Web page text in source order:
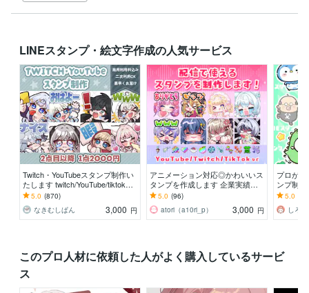
LINEスタンプ・絵文字作成の人気サービス
Twitch・YouTubeスタンプ制作い
たします twitch/YouTube/tiktok配
信用スタンプ制作
5.0 (870)
なきむしぱん
3,000 円
アニメーション対応◎かわいいス
タンプを作成します 企業実績多
数有！YouTube・Twitch・TikTok
☆
5.0 (96)
atori（a10ri_p）
3,000 円
プロが
ンプ制
e、
☆
5.0
しろ
このプロ人材に依頼した人がよく購入しているサービ
ス